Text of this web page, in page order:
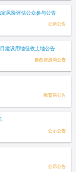
风险评估公众参与公告
公示公告
建设用地征收土地公告
自然资源局公告
教育局公告
公示公告
公示公告